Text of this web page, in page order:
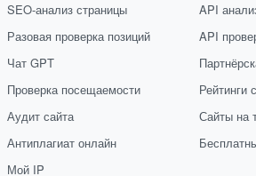
SEO-анализ страницы
Разовая проверка позиций
Чат GPT
Проверка посещаемости
Аудит сайта
Антиплагиат онлайн
Мой IP
API
API
Рейтинги
Сайты на